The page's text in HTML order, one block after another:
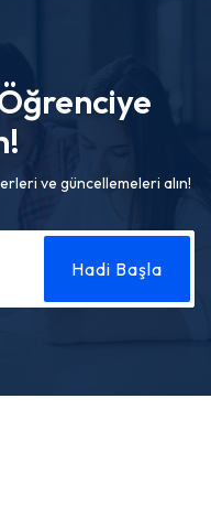
ve güncellemeleri alın!